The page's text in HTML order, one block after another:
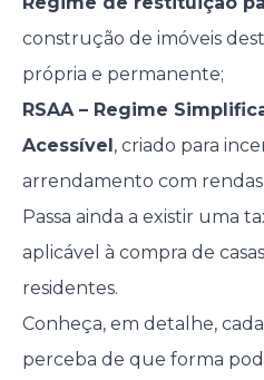
construção de imóveis
própria e permanente;
RSAA – Regime
Acessível , criado para
arrendamento com rendas
Passa ainda a existir uma
aplicável à compra de
residentes.
Conheça, em detalhe,
perceba de que forma